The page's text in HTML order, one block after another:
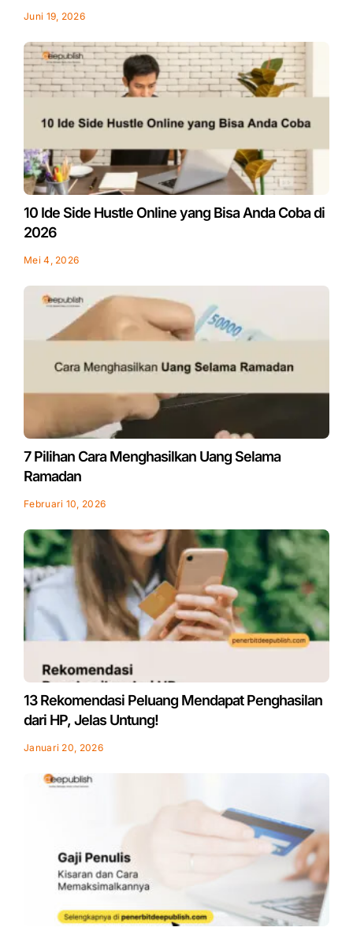
Juni 19, 2026
10 Ide Side Hustle Online yang Bisa Anda Coba di
2026
Mei 4, 2026
7 Pilihan Cara Menghasilkan Uang Selama
Ramadan
Februari 10, 2026
13 Rekomendasi Peluang Mendapat Penghasilan
dari HP, Jelas Untung!
Januari 20, 2026